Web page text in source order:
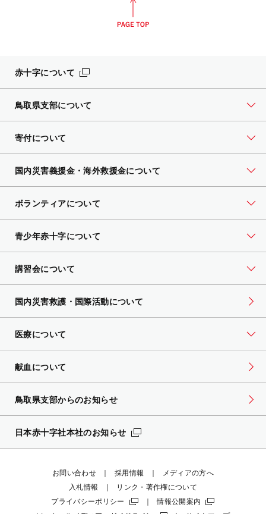
赤十字について
鳥取県支部について
寄付について
国内災害義援金・海外救援金について
ボランティアについて
青少年赤十字について
講習会について
国内災害救護・国際活動について
医療について
献血について
鳥取県支部からのお知らせ
日本赤十字社本社のお知らせ
お問い合わせ 採用情報
メディアの方へ
入札情報
リンク・著作権について
プライバシーポリシー
情報公開案内